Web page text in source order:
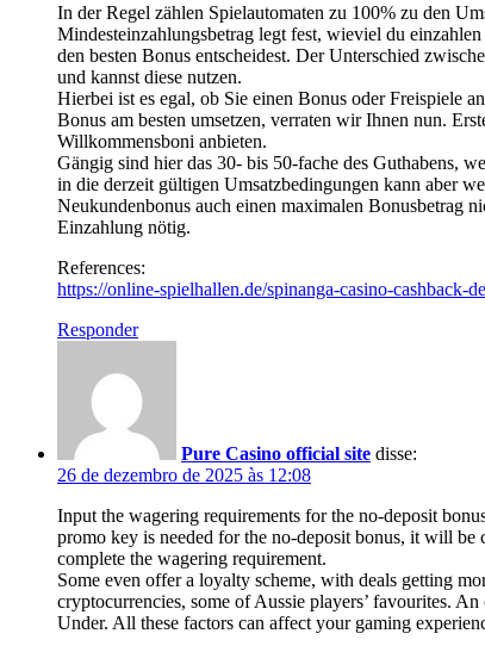
In der Regel zählen Spielautomaten zu 100% zu den
Mindesteinzahlungsbetrag legt fest, wieviel du
den besten Bonus entscheidest. Der Unterschied
und kannst diese nutzen.
Hierbei ist es egal, ob Sie einen Bonus oder Freispiele
Bonus am besten umsetzen, verraten wir Ihnen nun.
Willkommensboni anbieten.
Gängig sind hier das 30- bis 50-fache des Guthabens,
in die derzeit gültigen Umsatzbedingungen kann aber
Neukundenbonus auch einen maximalen Bonusbetrag
Einzahlung nötig.
References:
https://online-spielhallen.de/spinanga-casino-cashback-
Responder
Pure Casino official site disse:
26 de dezembro de 2025 às 12:08
Input the wagering requirements for the no-deposit
promo key is needed for the no-deposit bonus, it will be
complete the wagering requirement.
Some even offer a loyalty scheme, with deals getting
cryptocurrencies, some of Aussie players’ favourites.
Under. All these factors can affect your gaming